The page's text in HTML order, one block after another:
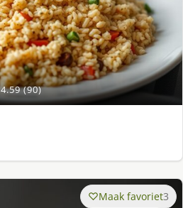
4.59 (90)
Maak favoriet3